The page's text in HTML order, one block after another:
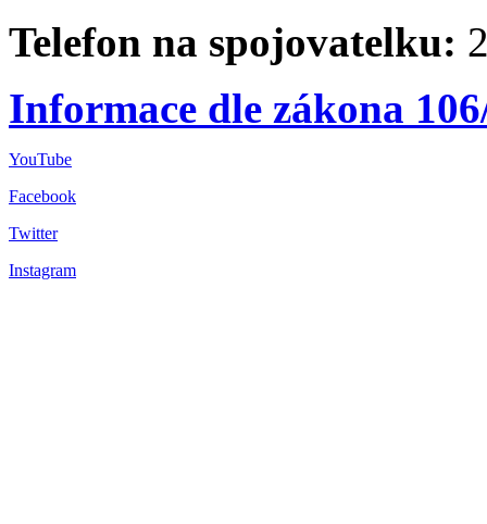
Telefon na spojovatelku:
Informace dle zákona
YouTube
Facebook
Twitter
Instagram